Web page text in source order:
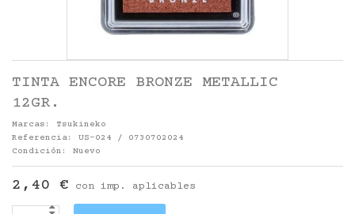
TINTA ENCORE BRONZE METALLIC
12GR.
Marcas:
Tsukineko
Referencia:
US-024 / 0730702024
Condición:
Nuevo
2,40 € con imp. aplicables